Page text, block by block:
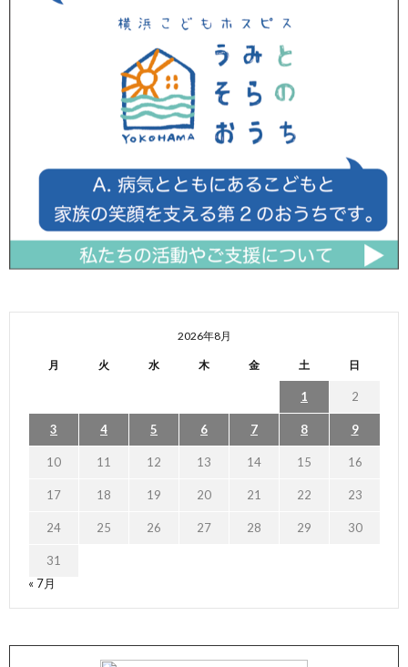
2026年8月
月 火 水 木 金 土 日
1 2
3 4 5 6 7 8 9
10 11 12 13 14 15 16
17 18 19 20 21 22 23
24 25 26 27 28 29 30
31
« 7月